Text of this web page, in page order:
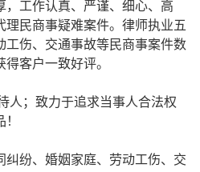
工作认真、严谨、细心、高
民商事疑难案件。律师执业五
伤、交通事故等民商事案件数
客户一致好评。
人；致力于追求当事人合法权
纷、婚姻家庭、劳动工伤、交